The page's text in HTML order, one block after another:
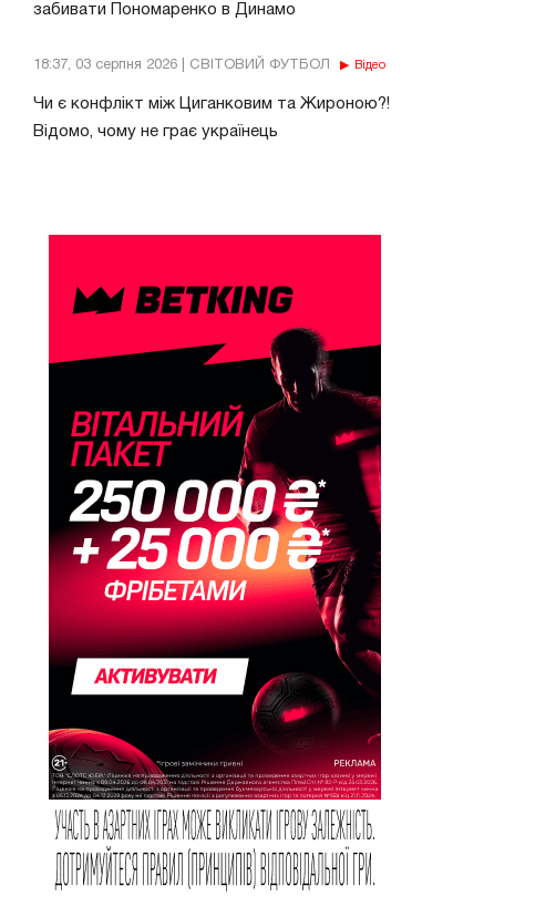
забивати Пономаренко в Динамо
18:37, 03 серпня 2026 | СВІТОВИЙ ФУТБОЛ Відео
Чи є конфлікт між Циганковим та Жироною?!
Відомо, чому не грає українець